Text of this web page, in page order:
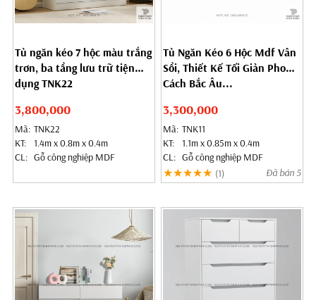
Tủ ngăn kéo 7 hộc màu trắng
trơn, ba tầng lưu trữ tiện
dụng TNK22
3,800,000
Mã: TNK22
KT:
1.4m x 0.8m x 0.4m
CL: Gỗ công nghiệp MDF
Tủ Ngăn Kéo 6 Hộc Mdf Vân
Sồi, Thiết Kế Tối Giản Phong
Cách Bắc Âu...
3,300,000
Mã: TNK11
KT:
1.1m x 0.85m x 0.4m
CL: Gỗ công nghiệp MDF
★★★★★ (1) Đã bán 5